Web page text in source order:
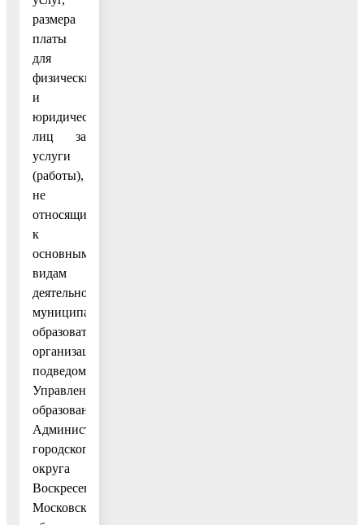
размера
платы
для
физических
и
юридических
лиц за
услуги
(работы),
не
относящиеся
к
основным
видам
деятельности
муниципальных
образовательных
организаций,
подведомственных
Управлению
образования
Администрации
городского
округа
Воскресенск
Московской